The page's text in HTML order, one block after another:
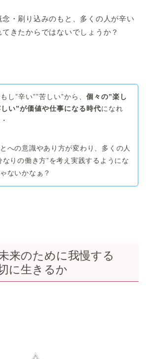
・刷り込みのもと、多くの人が辛い
きたからではないでしょうか？
し”辛い””苦しい”から、 個々の”楽し
い”が価値や仕事になる時代になれ
への意識やあり方が変わり、多くの人
なりの働き方”を考え実践するようにな
ないかなぁ？
来のために我慢する
に生きるか